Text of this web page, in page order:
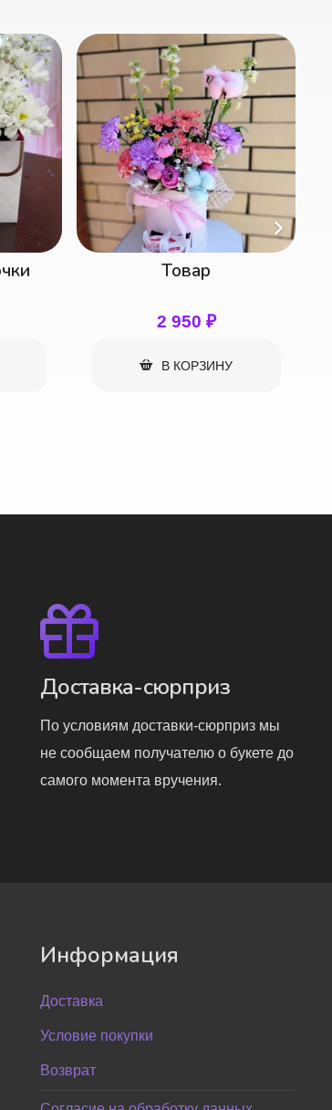
Композиция
2 600 ₽
В КОРЗИНУ
Доставка-сюрприз
По условиям доставки-сюрприз мы
не сообщаем получателю о букете до
самого момента вручения.
Информация
Доставка
Условие покупки
Возврат